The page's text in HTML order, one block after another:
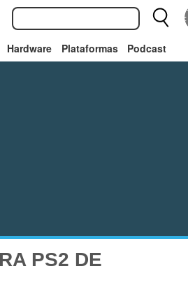
Hardware Plataformas Podcast
PS2 DE